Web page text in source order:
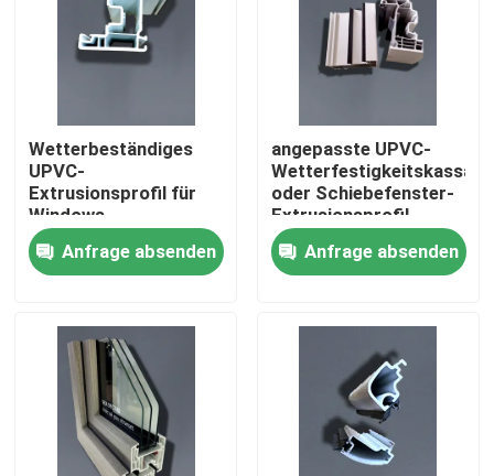
Über uns
Qualitätskontrolle
Treten Sie mit uns in Verbindung
Fordern Sie ein Zitat
UPVC-Tür-Profile
UPVC-Fenster-Profile
Wetterbeständiges
UPVC-
Extrusionsprofil für
Windows
Anfrage absenden
angepasste UPVC-
Wetterfestigkeitskassage
oder Schiebefenster-
Extrusionsprofil
Anfrage absenden